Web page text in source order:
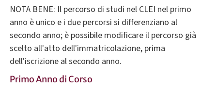
NOTA BENE: Il percorso di studi nel CLEI nel primo
anno è unico e i due percorsi si differenziano al
secondo anno; è possibile modificare il percorso già
scelto all'atto dell'immatricolazione, prima
dell'iscrizione al secondo anno.
Primo Anno di Corso